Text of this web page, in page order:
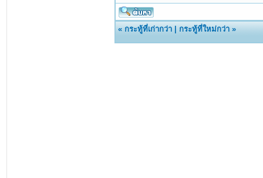
«กระทู้ที่เก่ากว่า |กระทู้ที่ใหม่กว่า »